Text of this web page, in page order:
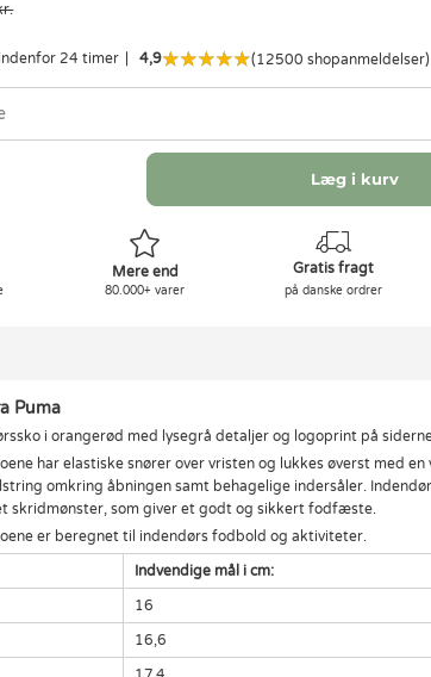
24 timer 4,9 (12500 shopanmeldelser)
Læg i kurv
Mere end
80.000+ varer
Gratis fragt
på danske ordrer
Puma
i orangerød med lysegrå detaljer og logoprint på
har elastiske snører over vristen og lukkes øverst med
omkring åbningen samt behagelige indersåler.
skridmønster, som giver et godt og sikkert fodfæste.
er beregnet til indendørs fodbold og aktiviteter.
Indvendige mål i cm:
16
16,6